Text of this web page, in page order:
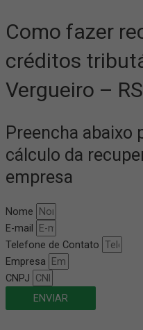
Como fazer
créditos
Vergueiro –
Preencha abaixo
cálculo da
empresa
Nome
E-mail
Telefone de Contato
Empresa
CNPJ
ENVIAR